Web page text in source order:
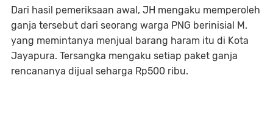
‎Dari hasil pemeriksaan awal, JH mengaku memperoleh
ganja tersebut dari seorang warga PNG berinisial M.
yang memintanya menjual barang haram itu di Kota
Jayapura. Tersangka mengaku setiap paket ganja
rencananya dijual seharga Rp500 ribu.